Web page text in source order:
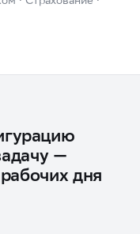
—
дня